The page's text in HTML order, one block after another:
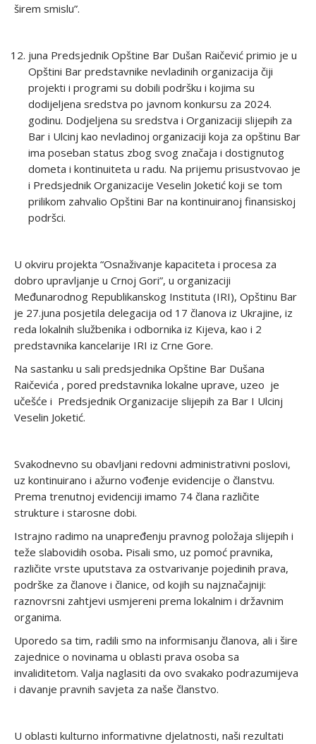
širem smislu”.
juna Predsjednik Opštine Bar Dušan Raičević primio je u
Opštini Bar predstavnike nevladinih organizacija čiji
projekti i programi su dobili podršku i kojima su
dodijeljena sredstva po javnom konkursu za 2024.
godinu. Dodjeljena su sredstva i Organizaciji slijepih za
Bar i Ulcinj kao nevladinoj organizaciji koja za opštinu Bar
ima poseban status zbog svog značaja i dostignutog
dometa i kontinuiteta u radu. Na prijemu prisustvovao je
i Predsjednik Organizacije Veselin Joketić koji se tom
prilikom zahvalio Opštini Bar na kontinuiranoj finansiskoj
podršci.
U okviru projekta “Osnaživanje kapaciteta i procesa za
dobro upravljanje u Crnoj Gori”, u organizaciji
Međunarodnog Republikanskog Instituta (IRI), Opštinu Bar
je 27.juna posjetila delegacija od 17 članova iz Ukrajine, iz
reda lokalnih službenika i odbornika iz Kijeva, kao i 2
predstavnika kancelarije IRI iz Crne Gore.
Na sastanku u sali predsjednika Opštine Bar Dušana
Raičevića , pored predstavnika lokalne uprave, uzeo je
učešće i Predsjednik Organizacije slijepih za Bar I Ulcinj
Veselin Joketić.
Svakodnevno su obavljani redovni administrativni poslovi,
uz kontinuirano i ažurno vođenje evidencije o članstvu.
Prema trenutnoj evidenciji imamo 74 člana različite
strukture i starosne dobi.
Istrajno radimo na unapređenju pravnog položaja slijepih i
teže slabovidih osoba. Pisali smo, uz pomoć pravnika,
različite vrste uputstava za ostvarivanje pojedinih prava,
podrške za članove i članice, od kojih su najznačajniji:
raznovrsni zahtjevi usmjereni prema lokalnim i državnim
organima.
Uporedo sa tim, radili smo na informisanju članova, ali i šire
zajednice o novinama u oblasti prava osoba sa
invaliditetom. Valja naglasiti da ovo svakako podrazumijeva
i davanje pravnih savjeta za naše članstvo.
U oblasti kulturno informativne djelatnosti, naši rezultati